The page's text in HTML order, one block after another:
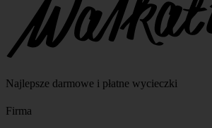
Najlepsze darmowe i płatne wycieczki
Firma